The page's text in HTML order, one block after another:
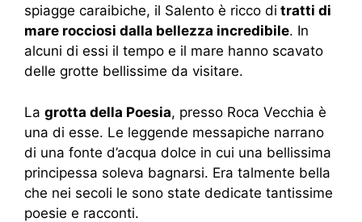
spiagge caraibiche, il Salento è ricco di tratti di
mare rocciosi dalla bellezza incredibile. In
alcuni di essi il tempo e il mare hanno scavato
delle grotte bellissime da visitare.
La grotta della Poesia, presso Roca Vecchia è
una di esse. Le leggende messapiche narrano
di una fonte d’acqua dolce in cui una bellissima
principessa soleva bagnarsi. Era talmente bella
che nei secoli le sono state dedicate tantissime
poesie e racconti.